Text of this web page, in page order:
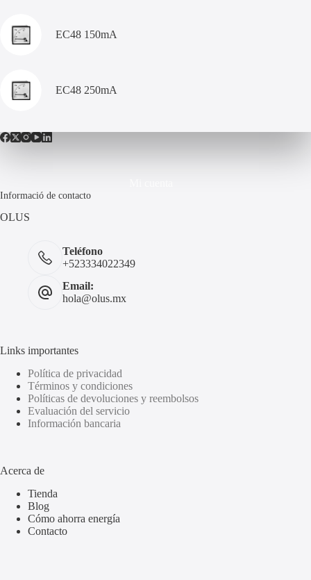
EC48 150mA
EC48 250mA
Informació de contacto
OLUS
Teléfono
+523334022349
Email:
hola@olus.mx
Links importantes
Política de privacidad
Términos y condiciones
Políticas de devoluciones y reembolsos
Evaluación del servicio
Información bancaria
Acerca de
Tienda
Blog
Cómo ahorra energía
Contacto